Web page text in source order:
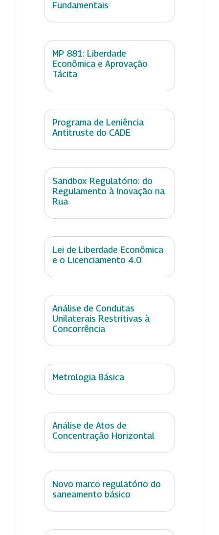
Fundamentais
MP 881: Liberdade
Econômica e Aprovação
Tácita
Programa de Leniência
Antitruste do CADE
Sandbox Regulatório: do
Regulamento à Inovação na
Rua
Lei de Liberdade Econômica
e o Licenciamento 4.0
Análise de Condutas
Unilaterais Restritivas à
Concorrência
Metrologia Básica
Análise de Atos de
Concentração Horizontal
Novo marco regulatório do
saneamento básico